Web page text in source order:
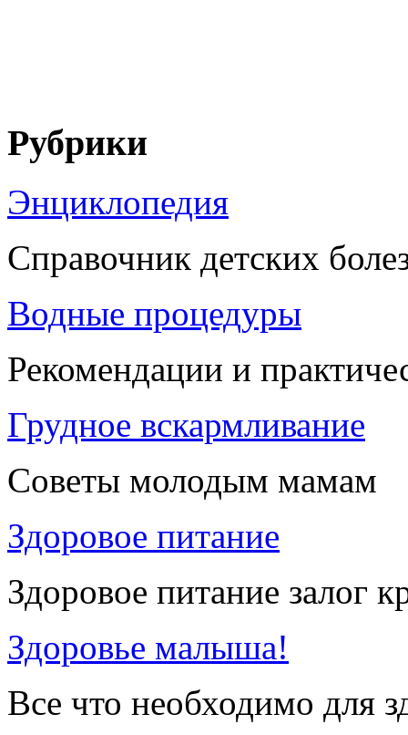
Рубрики
Энциклопедия
Справочник детских
Водные процедуры
Рекомендации и
Грудное вскармливание
Советы молодым мамам
Здоровое питание
Здоровое питание залог
Здоровье малыша!
Все что необходимо для